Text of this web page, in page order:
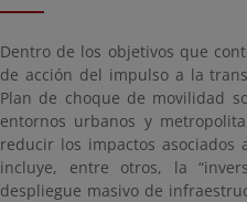
Dentro de los objetivos que
de acción del impulso a la
Plan de choque de movilidad
entornos urbanos y
reducir los impactos
incluye, entre otros, la
despliegue masivo de